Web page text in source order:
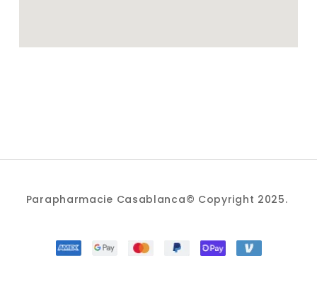
Parapharmacie Casablanca© Copyright 2025.